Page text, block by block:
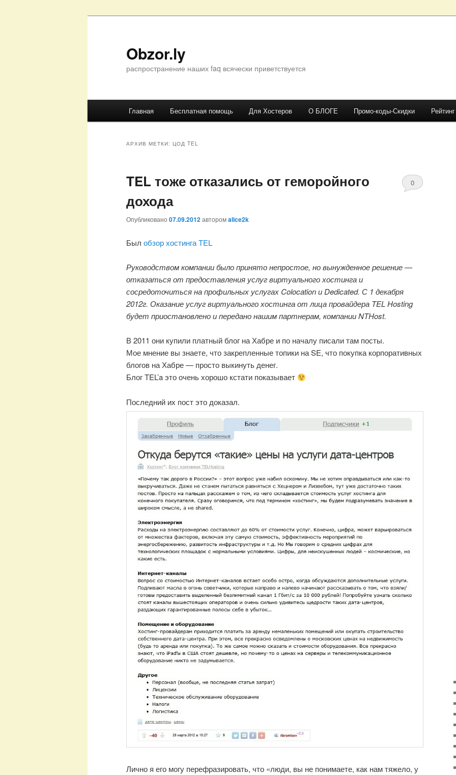
Obzor.ly
распространение наших faq всячески приветствуется
Главная Бесплатная помощь Для Хостеров О БЛОГЕ Промо-коды-Скидки Рейтинг
АРХИВ МЕТКИ: ЦОД TEL
TEL тоже отказались от геморойного
дохода
Опубликовано 07.09.2012авторомalice2k
0
Был обзор хостинга TEL
Руководством компании было принято непростое, но вынужденное решение —
отказаться от предоставления услуг виртуального хостинга и
сосредоточиться на профильных услугах Colocation и Dedicated. С 1 декабря
2012г. Оказание услуг виртуального хостинга от лица провайдера TEL Hosting
будет приостановлено и передано нашим партнерам, компании NTHost.
В 2011 они купили платный блог на Хабре и по началу писали там посты.
Мое мнение вы знаете, что закрепленные топики на SE, что покупка корпоративных
блогов на Хабре — просто выкинуть денег.
Блог TEL’a это очень хорошо кстати показывает
Последний их пост это доказал.
Лично я его могу перефразировать, что «люди, вы не понимаете, как нам тяжело, у